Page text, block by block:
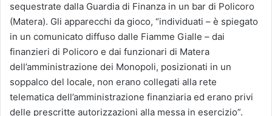
sequestrate dalla Guardia di Finanza in un bar di Policoro
(Matera). Gli apparecchi da gioco, “individuati – è spiegato
in un comunicato diffuso dalle Fiamme Gialle – dai
finanzieri di Policoro e dai funzionari di Matera
dell’amministrazione dei Monopoli, posizionati in un
soppalco del locale, non erano collegati alla rete
telematica dell’amministrazione finanziaria ed erano privi
delle prescritte autorizzazioni alla messa in esercizio”.